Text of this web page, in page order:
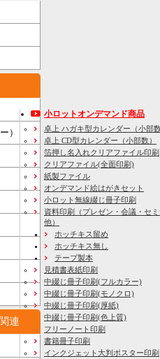
）
連
小ロットオンデマンド商品
卓上 ハガキ型カレンダー（小部
卓上 CD型カレンダー（小部数）
箔押し名入れクリアファイル印刷
クリアファイル(全面印刷)
紙製ファイル
オンデマンド絵はがきセット
小ロット無線綴じ冊子印刷
資料印刷
（プレゼン・会議・セ
他）
ホッチキス留め
ホッチキス無し
テープ製本
見積書表紙印刷
中綴じ冊子印刷(フルカラー)
中綴じ冊子印刷(モノクロ)
中綴じ冊子印刷(厚紙)
中綴じ冊子印刷(色上質)
フリーノート印刷
書籍冊子印刷
インクジェット大判ポスター印刷